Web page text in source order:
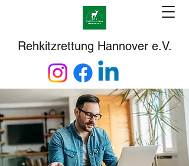
Rehkitzrettung Hannover e.V.